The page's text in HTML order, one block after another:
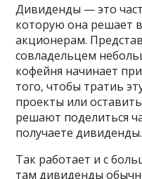
Дивиденды — это
которую она решает
акционерам.
совладельцем
кофейня начинает
того, чтобы тратиь
проекты или
решают поделиться
получаете дивиденды.
Так работает и с
там дивиденды